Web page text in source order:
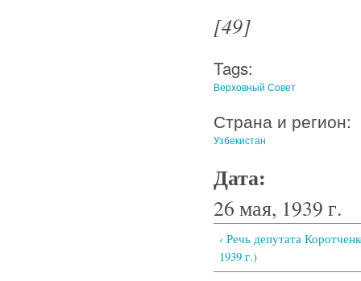
[49]
Tags:
Верховный Совет
Страна и регион:
Узбекистан
Дата:
26 мая, 1939 г.
‹ Речь депутата
1939 г.)